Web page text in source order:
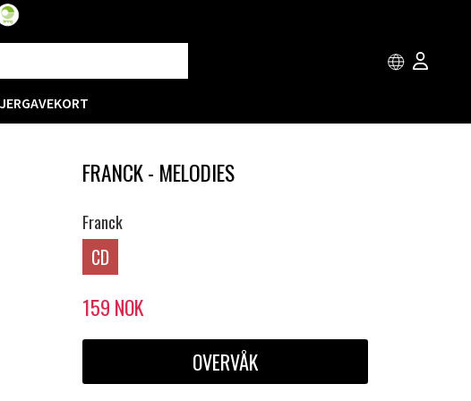
GAVEKORT
FRANCK - MELODIES
Franck
CD
159 NOK
OVERVÅK